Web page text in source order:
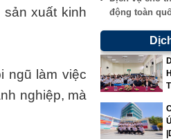
xuất kinh
ngũ làm việc
nghiệp, mà
động toàn